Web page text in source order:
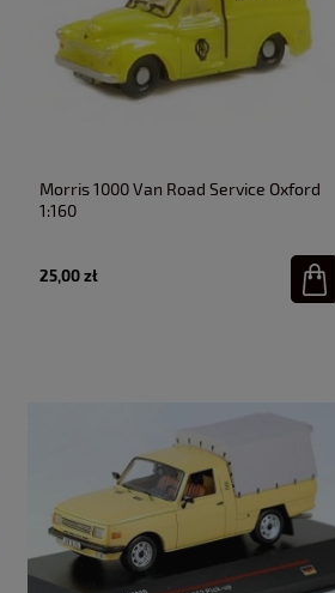
Morris 1000 Van Road Service Oxford
1:160
25,00 zł